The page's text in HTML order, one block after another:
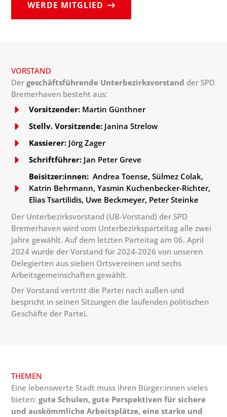
WERDE MITGLIED
VORSTAND
Dergeschäftsführende Unterbezirksvorstand der SPD
Bremerhaven besteht aus:
Vorsitzender: Martin Günthner
Stellv. Vorsitzende: Janina Strelow
Kassierer: Jörg Zager
Schriftführer: Jan Peter Greve
Beisitzer:innen: Andrea Toense, Sülmez Colak,
Katrin Behrmann, Yasmin Kuchenbecker-Richter,
Elias Tsartilidis, Uwe Beckmeyer, Peter Steinke
Der Unterbezirksvorstand (UB-Vorstand) der SPD
Bremerhaven wird vom Unterbezirksparteitag alle zwei
Jahre gewählt. Auf dem letzten Parteitag am 06. April
2024 wurde der Vorstand für 2024-2026 von unseren
Delegierten aus sieben Ortsvereinen und sechs
Arbeitsgemeinschaften gewählt.
Der Vorstand vertritt die Partei nach außen und
bespricht in seinen Sitzungen die laufenden politischen
Geschäfte der Partei.
THEMEN
Eine lebenswerte Stadt muss ihren Bürger:innen vieles
bieten:gute Schulen, gute Perspektiven für sichere
und auskömmliche Arbeitsplätze, eine starke und